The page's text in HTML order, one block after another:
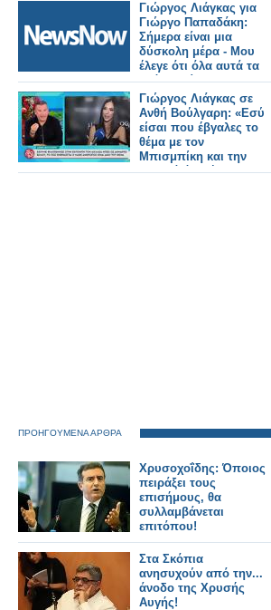
Γιώργος Λιάγκας για
Γιώργο Παπαδάκη:
Σήμερα είναι μια
δύσκολη μέρα - Μου
έλεγε ότι όλα αυτά τα
χρόνια, είσαι ο
διάδοχός μου, θέλω
να ‘σαι ο διάδοχός
μου
Γιώργος Λιάγκας σε
Ανθή Βούλγαρη: «Εσύ
είσαι που έβγαλες το
θέμα με τον
Μπισμπίκη και την
Παππά ότι ζήλεψε η
ΠΡΟΗΓΟΥΜΕΝΑ ΑΡΘΡΑ
Χρυσοχοΐδης: Όποιος
πειράξει τους
επισήμους, θα
συλλαμβάνεται
επιτόπου!
Στα Σκόπια
ανησυχούν από την...
άνοδο της Χρυσής
Αυγής!